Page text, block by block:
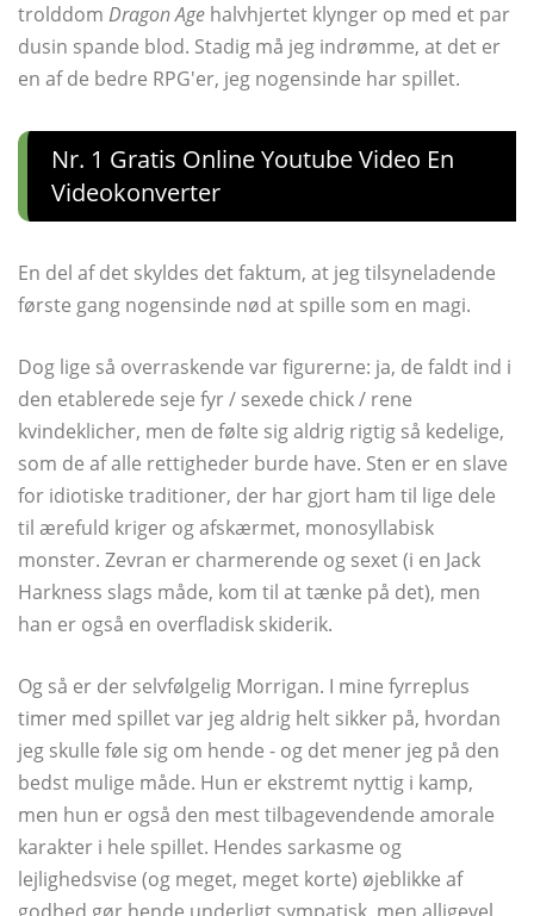
trolddom Dragon Age halvhjertet klynger op med et par
dusin spande blod. Stadig må jeg indrømme, at det er
en af ​​de bedre RPG'er, jeg nogensinde har spillet.
Nr. 1 Gratis Online Youtube Video En
Videokonverter
En del af det skyldes det faktum, at jeg tilsyneladende
første gang nogensinde nød at spille som en magi.
Dog lige så overraskende var figurerne: ja, de faldt ind i
den etablerede seje fyr / sexede chick / rene
kvindeklicher, men de følte sig aldrig rigtig så kedelige,
som de af alle rettigheder burde have. Sten er en slave
for idiotiske traditioner, der har gjort ham til lige dele
til ærefuld kriger og afskærmet, monosyllabisk
monster. Zevran er charmerende og sexet (i en Jack
Harkness slags måde, kom til at tænke på det), men
han er også en overfladisk skiderik.
Og så er der selvfølgelig Morrigan. I mine fyrreplus
timer med spillet var jeg aldrig helt sikker på, hvordan
jeg skulle føle sig om hende - og det mener jeg på den
bedst mulige måde. Hun er ekstremt nyttig i kamp, ​​
men hun er også den mest tilbagevendende amorale
karakter i hele spillet. Hendes sarkasme og
lejlighedsvise (og meget, meget korte) øjeblikke af